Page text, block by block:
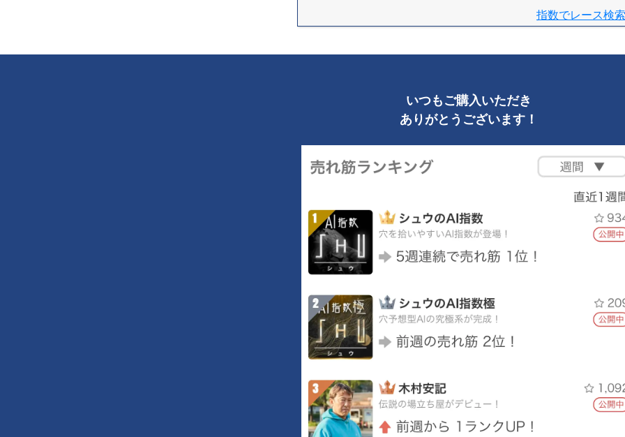
指数でレース検索
いつもご購入いただき
ありがとうございます！